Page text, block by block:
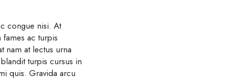
congue nisi. At
ac turpis
nam at lectus urna
turpis cursus in
quis. Gravida arcu